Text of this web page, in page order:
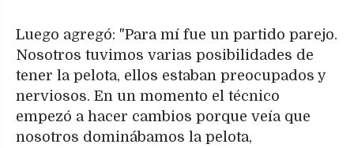
Luego agregó: "Para mí fue un partido parejo.
Nosotros tuvimos varias posibilidades de
tener la pelota, ellos estaban preocupados y
nerviosos. En un momento el técnico
empezó a hacer cambios porque veía que
nosotros dominábamos la pelota,